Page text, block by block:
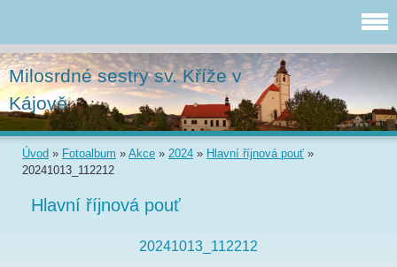
Milosrdné sestry sv. Kříže v
Kájově
Úvod » Fotoalbum » Akce » 2024 » Hlavní říjnová pouť »
20241013_112212
Hlavní říjnová pouť
20241013_112212